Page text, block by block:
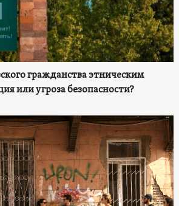
гражданства этническим
или угроза безопасности?